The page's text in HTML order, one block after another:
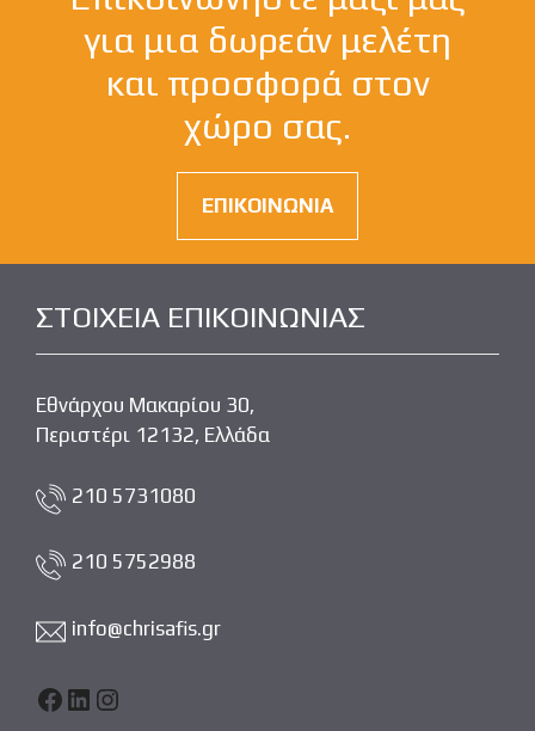
για μια δωρεάν μελέτη
και προσφορά στον
χώρο σας.
ΕΠΙΚΟΙΝΩΝΙΑ
ΣΤΟΙΧΕΙΑ ΕΠΙΚΟΙΝΩΝΙΑΣ
Εθνάρχου Μακαρίου 30,
Περιστέρι 12132, Ελλάδα
210 5731080
210 5752988
info@chrisafis.gr
Facebook
LinkedIn
Instagram